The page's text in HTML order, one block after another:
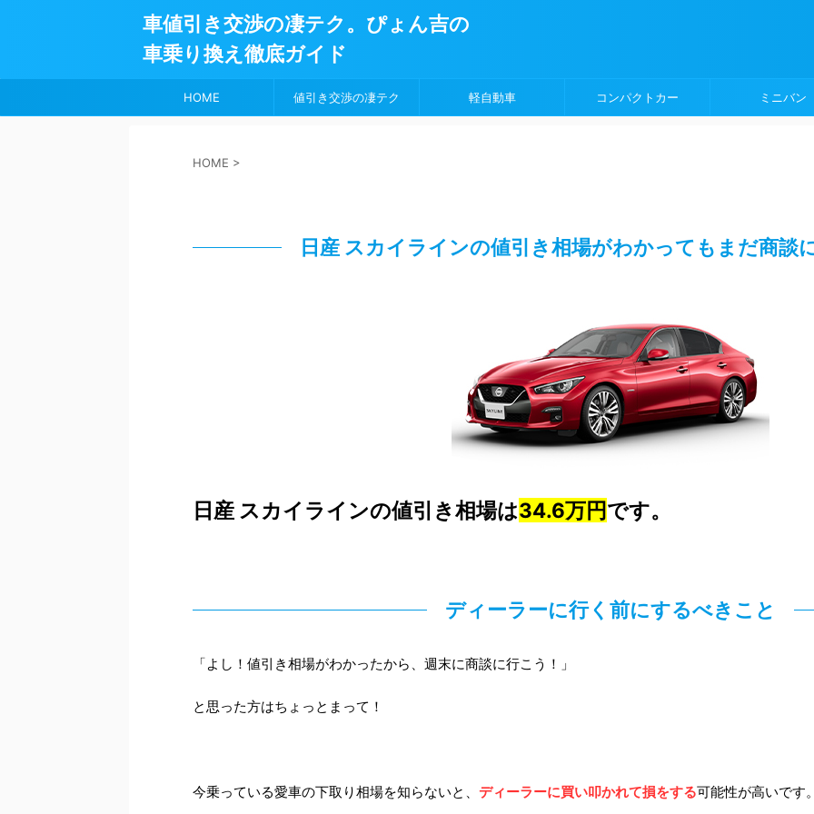
車値引き交渉の凄テク。ぴょん吉の
車乗り換え徹底ガイド
HOME 値引き交渉の凄テク 軽自動車 コンパクトカー ミニバン
HOME >
日産 スカイラインの値引き相場がわかってもまだ商談
日産 スカイラインの値引き相場は34.6万円です。
ディーラーに行く前にするべきこと
「よし！値引き相場がわかったから、週末に商談に行こう！」
と思った方はちょっとまって！
今乗っている愛車の下取り相場を知らないと、 ディーラーに買い叩かれて損をする可能性が高いです